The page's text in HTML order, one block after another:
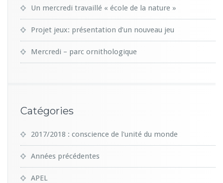
Un mercredi travaillé « école de la nature »
Projet jeux: présentation d’un nouveau jeu
Mercredi – parc ornithologique
Catégories
2017/2018 : conscience de l'unité du monde
Années précédentes
APEL